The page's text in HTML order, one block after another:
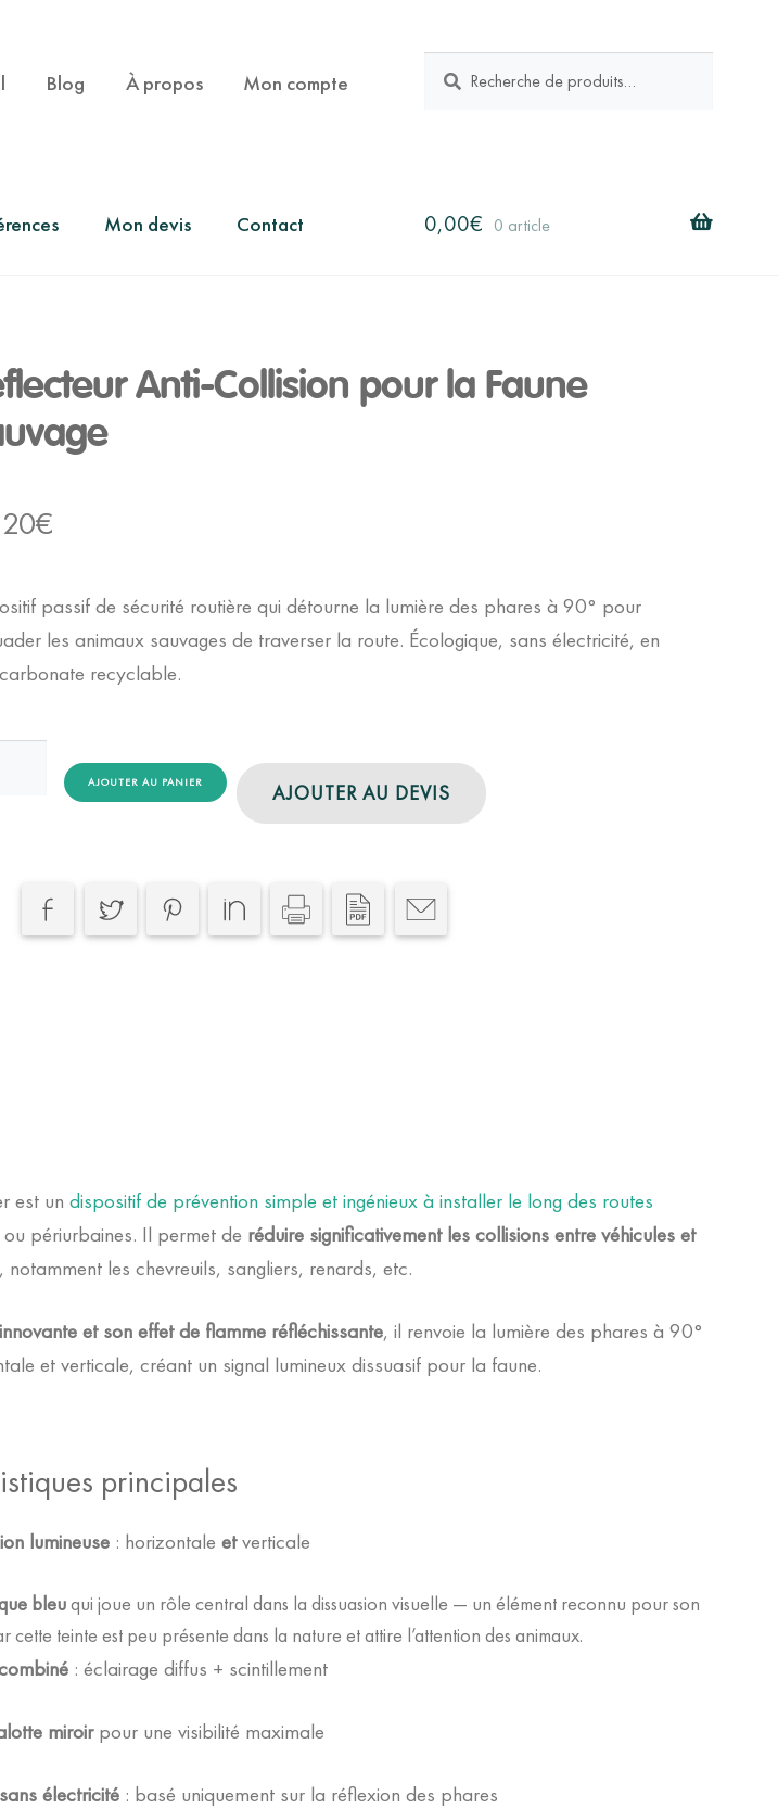
Blog À propos Mon compte
pour :
RECHERCHE
Mon devis Contact 0,00€ 0 article
Anti-Collision pour la Faune
€
passif de sécurité routière qui détourne la lumière des phares à 90° pour
les animaux sauvages de traverser la route. Écologique, sans électricité, en
recyclable.
AJOUTER AU PANIER AJOUTER AU DEVIS
est un dispositif de prévention simple et ingénieux à installer le long des routes
périurbaines. Il permet de réduire significativement les collisions entre véhicules et
notamment les chevreuils, sangliers, renards, etc.
et son effet de flamme réfléchissante, il renvoie la lumière des phares à 90°
et verticale, créant un signal lumineux dissuasif pour la faune.
principales
lumineuse: horizontale etverticale
bleuqui joue un rôle central dans la dissuasion visuelle — un élément reconnu pour son
cette teinte est peu présente dans la nature et attire l’attention des animaux.
: éclairage diffus + scintillement
miroirpour une visibilité maximale
électricité: basé uniquement sur la réflexion des phares